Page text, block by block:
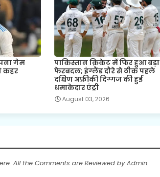
गेम
कहर
पाकिस्तान क्रिकेट में फिर हुआ बड़ा
फेरबदल; इंग्लैंड दौरे से ठीक पहले
दक्षिण अफ्रीकी दिग्गज की हुई
धमाकेदार एंट्री
August 03, 2026
All the Comments are Reviewed by Admin.